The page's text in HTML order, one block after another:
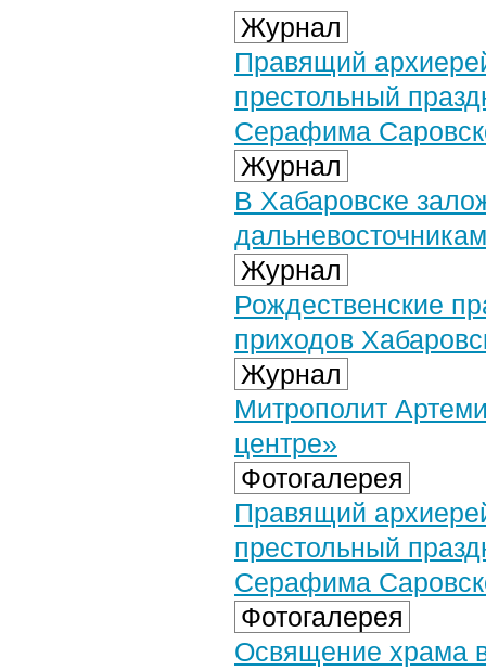
Журнал
Правящий
престольный
Серафима
Журнал
В Хабаровске
дальневосточникам
Журнал
Рождественские
приходов
Журнал
Митрополит
центре»
Фотогалерея
Правящий
престольный
Серафима
Фотогалерея
Освящение храма